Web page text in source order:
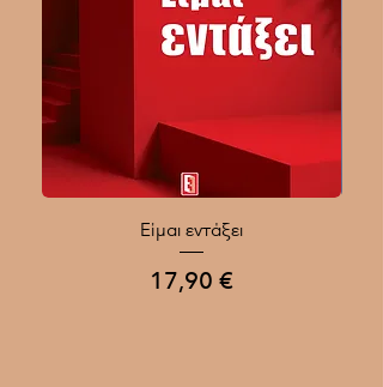
Είμαι εντάξει
Τιμή
17,90 €